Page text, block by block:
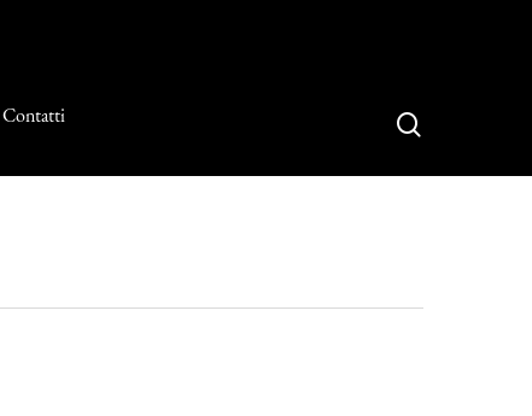
Contatti